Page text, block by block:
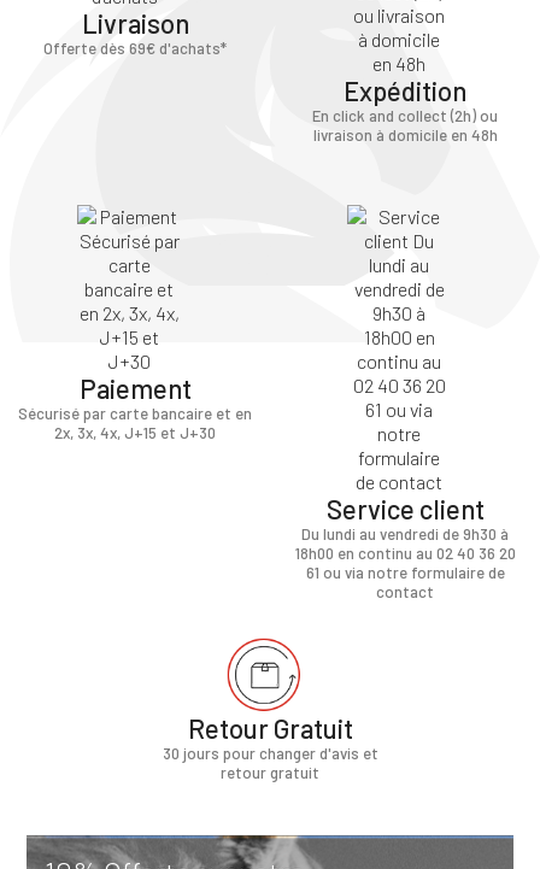
Livraison
Offerte dès 69€ d'achats*
Expédition
En click and collect (2h) ou
livraison à domicile en 48h
Paiement
Sécurisé par carte bancaire et en
2x, 3x, 4x, J+15 et J+30
Service client
Du lundi au vendredi de 9h30 à
18h00 en continu au 02 40 36 20
61 ou via notre formulaire de
contact
Retour Gratuit
30 jours pour changer d'avis et
retour gratuit